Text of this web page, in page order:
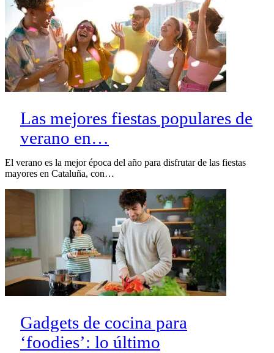
Las mejores fiestas populares de
verano en…
El verano es la mejor época del año para disfrutar de las fiestas
mayores en Cataluña, con…
Gadgets de cocina para
‘foodies’: lo último